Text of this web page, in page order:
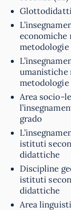
economiche
umanistiche
Area socio-
grado
istituti
didattiche
Discipline
istituti
didattiche
Area